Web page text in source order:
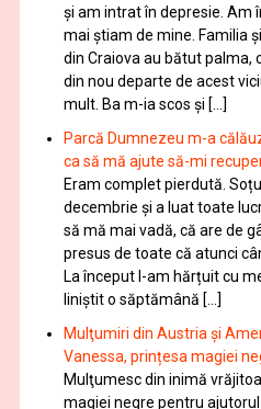
şi am intrat în depresie. Am
mai știam de mine. Familia
din Craiova au bătut palma,
din nou departe de acest
mult. Ba m-ia scos și […]
Parcă Dumnezeu m-a
ca să mă ajute să-mi
Eram complet pierdută.
decembrie și a luat toate
să mă mai vadă, că are de
presus de toate că atunci
La început l-am hărțuit cu
liniștit o săptămână […]
Mulţumiri din Austria și
Vanessa, prințesa magiei
Mulţumesc din inimă
magiei negre pentru